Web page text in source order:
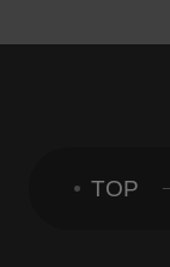
TOP